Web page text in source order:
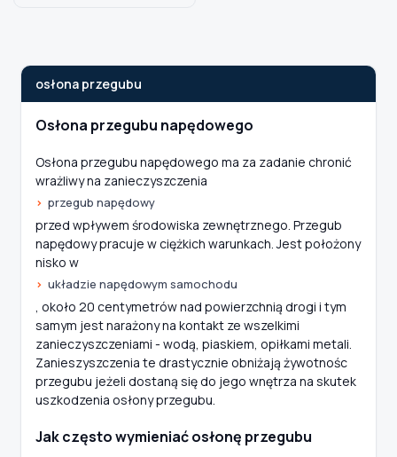
osłona przegubu
Osłona przegubu napędowego
Osłona przegubu napędowego ma za zadanie chronić
wrażliwy na zanieczyszczenia
przegub napędowy
przed wpływem środowiska zewnętrznego. Przegub
napędowy pracuje w ciężkich warunkach. Jest położony
nisko w
układzie napędowym samochodu
, około 20 centymetrów nad powierzchnią drogi i tym
samym jest narażony na kontakt ze wszelkimi
zanieczyszczeniami - wodą, piaskiem, opiłkami metali.
Zanieszyszczenia te drastycznie obniżają żywotnośc
przegubu jeżeli dostaną się do jego wnętrza na skutek
uszkodzenia osłony przegubu.
Jak często wymieniać osłonę przegubu